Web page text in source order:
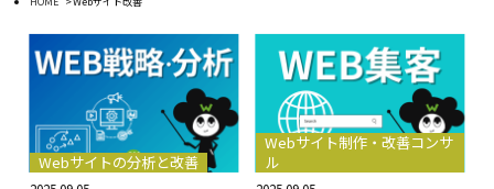
Webサイトの分析と改善
Webサイト制作・改善コンサ
ル